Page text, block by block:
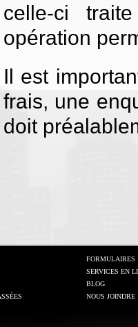
celle-ci
opération
Il est
frais, une
doit
FORMULAIRES
SERVICES EN
BLOG
NOUS JOINDRE